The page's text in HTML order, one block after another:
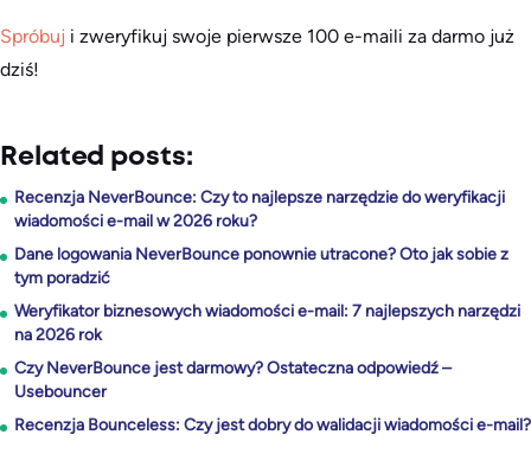
Spróbuj i zweryfikuj swoje pierwsze 100 e-maili za darmo już
dziś!
Related posts:
Recenzja NeverBounce: Czy to najlepsze narzędzie do weryfikacji
wiadomości e-mail w 2026 roku?
Dane logowania NeverBounce ponownie utracone? Oto jak sobie z
tym poradzić
Weryfikator biznesowych wiadomości e-mail: 7 najlepszych narzędzi
na 2026 rok
Czy NeverBounce jest darmowy? Ostateczna odpowiedź –
Usebouncer
Recenzja Bounceless: Czy jest dobry do walidacji wiadomości e-mail?